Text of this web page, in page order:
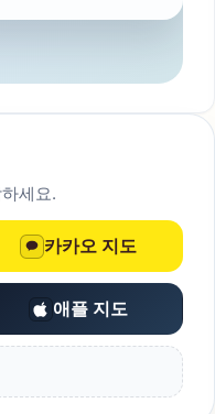
세요.
카카오 지도
애플 지도